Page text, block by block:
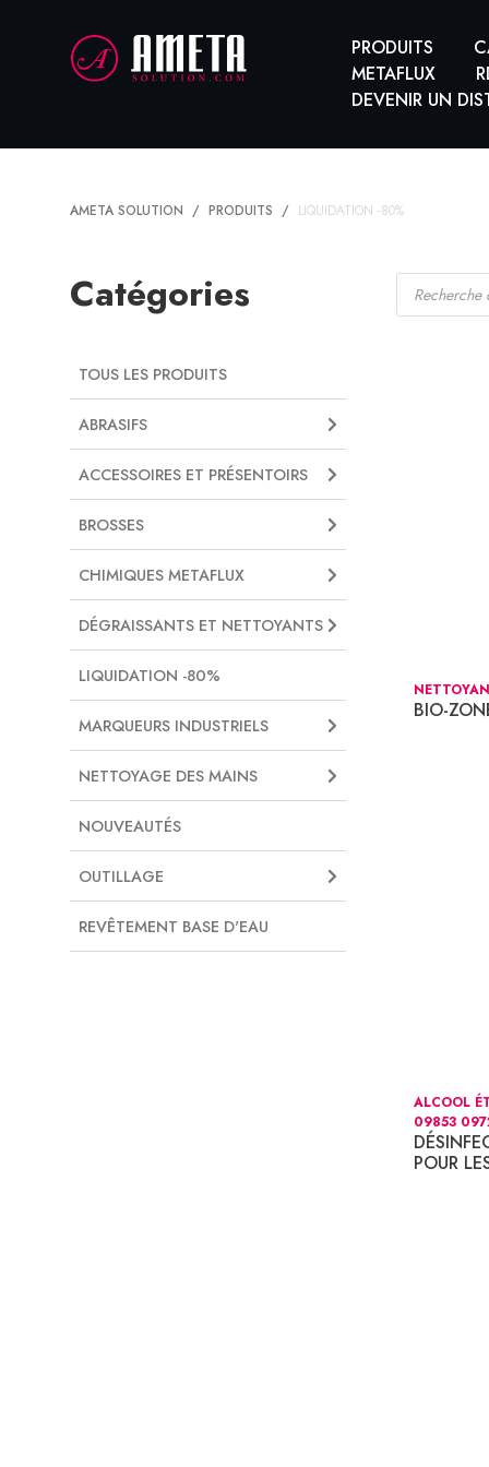
PRODUITS
METAFLUX
DEVENIR UN
AMETA SOLUTION PRODUITS LIQUIDATION -80%
Catégories
TOUS LES PRODUITS
ABRASIFS
ACCESSOIRES ET PRÉSENTOIRS
BROSSES
CHIMIQUES METAFLUX
DÉGRAISSANTS ET NETTOYANTS
LIQUIDATION -80%
MARQUEURS INDUSTRIELS
NETTOYAGE DES MAINS
NOUVEAUTÉS
OUTILLAGE
REVÊTEMENT BASE D'EAU
Recherche
produits
BIO-
ALCOOL
09853
POUR